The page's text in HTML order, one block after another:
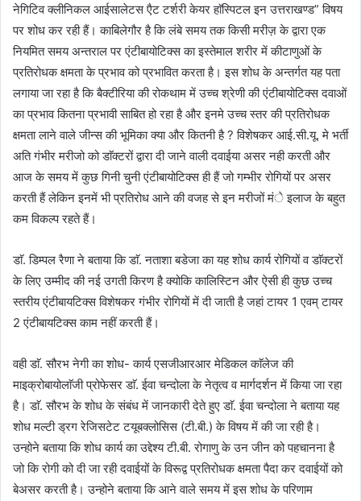
नेगिटिव क्लीनिकल आईसालेटस एैट टर्शरी केयर हाॅस्पिटल इन उत्तराखण्ड” विषय
पर शोध कर रही हैं। काबिलेगौर है कि लंबे समय तक किसी मरीज़ के द्वारा एक
नियमित समय अन्तराल पर एंटीबायोटिक्स का इस्तेमाल शरीर में कीटाणुओं के
प्रतिरोधक क्षमता के प्रभाव को प्रभावित करता है। इस शोध के अन्तर्गत यह पता
लगाया जा रहा है कि बैक्टीरिया की रोकथाम में उच्च श्रेणी की एंटीबायोटिक्स दवाओं
का प्रभाव कितना प्रभावी साबित हो रहा है और इनमे उच्च स्तर की प्रतिरोधक
क्षमता लाने वाले जीन्स की भूमिका क्या और कितनी है ? विशेषकर आई.सी.यू. मे भर्ती
अति गंभीर मरीजो को डाॅक्टरों द्वारा दी जाने वाली दवाईया असर नही करती और
आज के समय में कुछ गिनी चुनी एंटीबायोटिक्स ही हैं जो गम्भीर रोगियों पर असर
करती हैं लेकिन इनमें भी प्रतिरोध आने की वजह से इन मरीजों मंे इलाज के बहुत
कम विकल्प रहते हैं।
डाॅ. डिम्पल रैणा ने बताया कि डाॅ. नताशा बडेजा का यह शोध कार्य रोगियों व डाॅक्टरों
के लिए उम्मीद की नई उगती किरण है क्योकि कालिस्टिन और ऐसी ही कुछ उच्च
स्तरीय एंटीबायटिक्स विशेषकर गंभीर रोगियों में दी जाती है जहां टायर 1 एवम् टायर
2 एंटीबायटिक्स काम नहीं करती हैं।
वही डाॅ. सौरभ नेगी का शोध- कार्य एसजीआरआर मेडिकल काॅलेज की
माइक्रोबायोलाॅजी प्रोफेसर डाॅ. ईवा चन्दोला के नेतृत्व व मार्गदर्शन में किया जा रहा
है। डाॅ. सौरभ के शोध के संबंध में जानकारी देते हुए डाॅ. ईवा चन्दोला ने बताया यह
शोध मल्टी ड्रग रेजिसटेट टयूबक्लोसिस (टी.बी.) के विषय में की जा रही है।
उन्होने बताया कि शोध कार्य का उद्देश्य टी.बी. रोगाणु के उन जीन को पहचानना है
जो कि रोगी को दी जा रही दवाईयों के विरूद्व प्रतिरोधक क्षमता पैदा कर दवाईयों को
बेअसर करती है। उन्होने बताया कि आने वाले समय में इस शोध के परिणाम